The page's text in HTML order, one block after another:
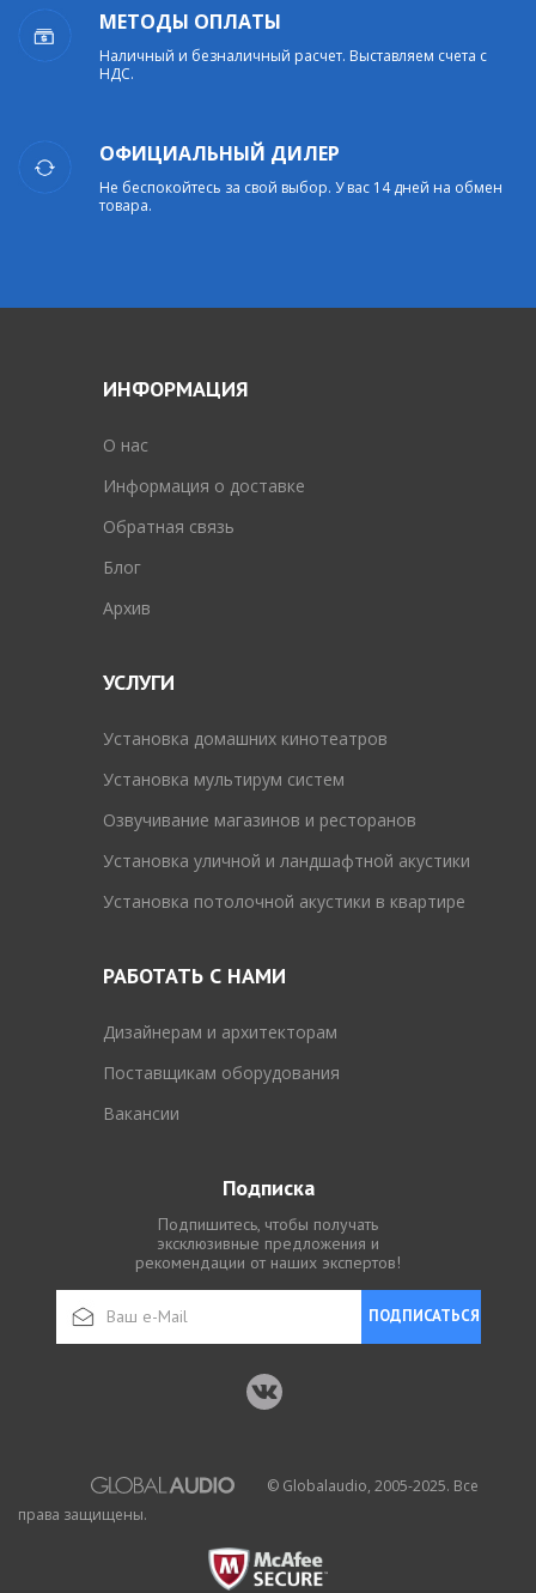
МЕТОДЫ ОПЛАТЫ
Наличный и безналичный расчет. Выставляем счета с
НДС.
ОФИЦИАЛЬНЫЙ ДИЛЕР
Не беспокойтесь за свой выбор. У вас 14 дней на обмен
товара.
ИНФОРМАЦИЯ
O нас
Информация о доставке
Обратная связь
Блог
Архив
УСЛУГИ
Установка домашних кинотеатров
Установка мультирум систем
Озвучивание магазинов и ресторанов
Установка уличной и ландшафтной акустики
Установка потолочной акустики в квартире
РАБОТАТЬ С НАМИ
Дизайнерам и архитекторам
Поставщикам оборудования
Вакансии
Подписка
Подпишитесь, чтобы получать
эксклюзивные предложения и
рекомендации от наших экспертов!
ПОДПИСАТЬСЯ
© Globalaudio, 2005-2025. Все
права защищены.